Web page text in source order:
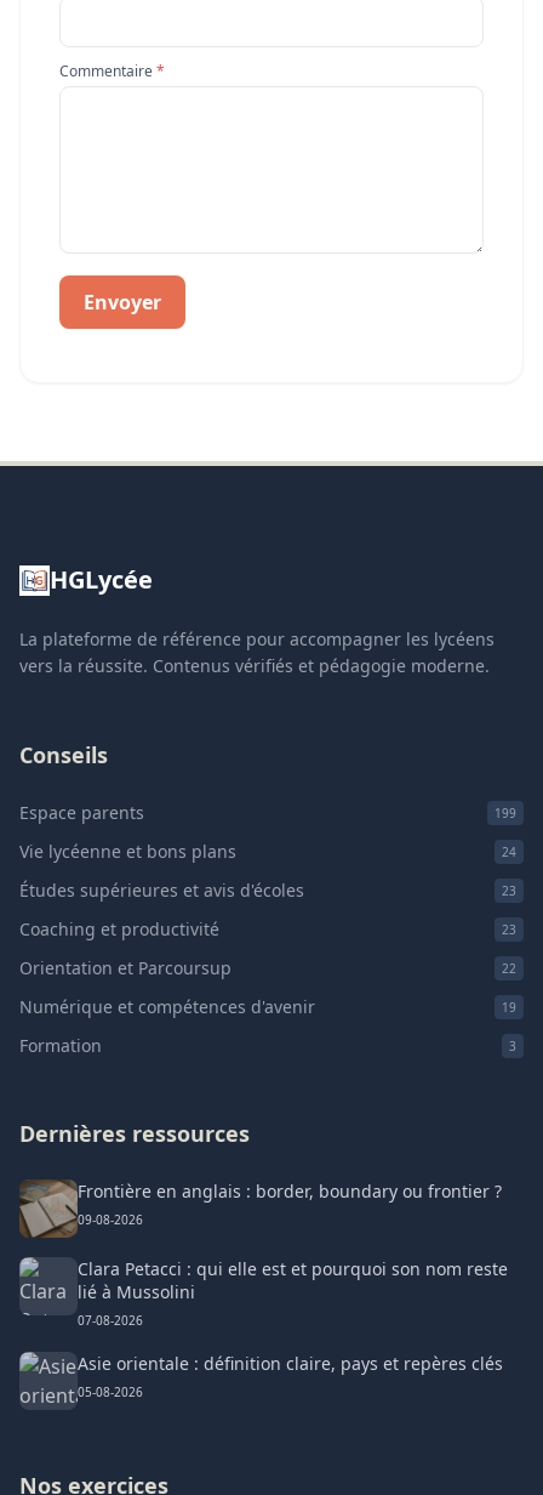
Commentaire*
Envoyer
HGLycée
La plateforme de référence pour accompagner les lycéens
vers la réussite. Contenus vérifiés et pédagogie moderne.
Conseils
Espace parents 199
Vie lycéenne et bons plans 24
Études supérieures et avis d'écoles 23
Coaching et productivité 23
Orientation et Parcoursup 22
Numérique et compétences d'avenir 19
Formation 3
Dernières ressources
Frontière en anglais : border, boundary ou frontier ?
09-08-2026
Clara Petacci : qui elle est et pourquoi son nom reste
lié à Mussolini
07-08-2026
Asie orientale : définition claire, pays et repères clés
05-08-2026
Nos exercices